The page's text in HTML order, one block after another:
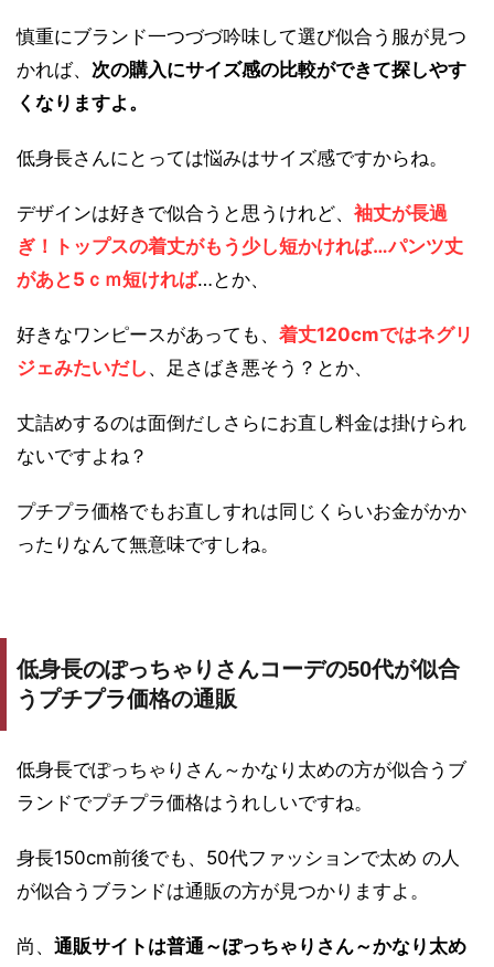
慎重にブランド一つづづ吟味して選び似合う服が見つ
かれば、 次の購入にサイズ感の比較ができて探しやす
くなりますよ。
低身長さんにとっては悩みはサイズ感ですからね。
デザインは好きで似合うと思うけれど、 袖丈が長過
ぎ！トップスの着丈がもう少し短かければ…パンツ丈
があと5ｃｍ短ければ…とか、
好きなワンピースがあっても、 着丈120cmではネグリ
ジェみたいだし 、足さばき悪そう？とか、
丈詰めするのは面倒だしさらにお直し料金は掛けられ
ないですよね？
プチプラ価格でもお直しすれは同じくらいお金がかか
ったりなんて無意味ですしね。
低身長のぽっちゃりさんコーデの50代が似合
うプチプラ価格の通販
低身長でぽっちゃりさん～かなり太めの方が似合うブ
ランドでプチプラ価格はうれしいですね。
身長150cm前後でも、50代ファッションで太め の人
が似合うブランドは通販の方が見つかりますよ。
尚、 通販サイトは普通～ぽっちゃりさん～かなり太め